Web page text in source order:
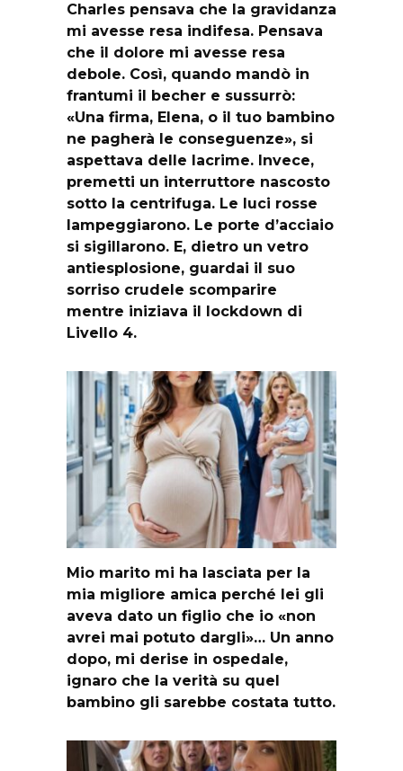
Charles pensava che la gravidanza
mi avesse resa indifesa. Pensava
che il dolore mi avesse resa
debole. Così, quando mandò in
frantumi il becher e sussurrò:
«Una firma, Elena, o il tuo bambino
ne pagherà le conseguenze», si
aspettava delle lacrime. Invece,
premetti un interruttore nascosto
sotto la centrifuga. Le luci rosse
lampeggiarono. Le porte d’acciaio
si sigillarono. E, dietro un vetro
antiesplosione, guardai il suo
sorriso crudele scomparire
mentre iniziava il lockdown di
Livello 4.
Mio marito mi ha lasciata per la
mia migliore amica perché lei gli
aveva dato un figlio che io «non
avrei mai potuto dargli»… Un anno
dopo, mi derise in ospedale,
ignaro che la verità su quel
bambino gli sarebbe costata tutto.